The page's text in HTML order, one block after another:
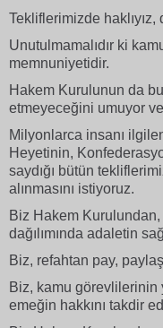
Tekliflerimizde
Unutulmamalıdır ki
memnuniyetidir.
Hakem Kurulunun da
etmeyeceğini umuyor
Milyonlarca insanı
Heyetinin,
saydığı bütün
alınmasını istiyoruz.
Biz Hakem Kurulundan,
dağılımında adaletin
Biz, refahtan pay,
Biz, kamu görevlilerinin
emeğin hakkını takdir